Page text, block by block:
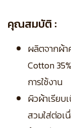
คุณสมบัติ :
ผลิตจากผ้
Cotton
การใช้งาน
ผิวผ้าเรียบ
สวมใส่ต่อเ